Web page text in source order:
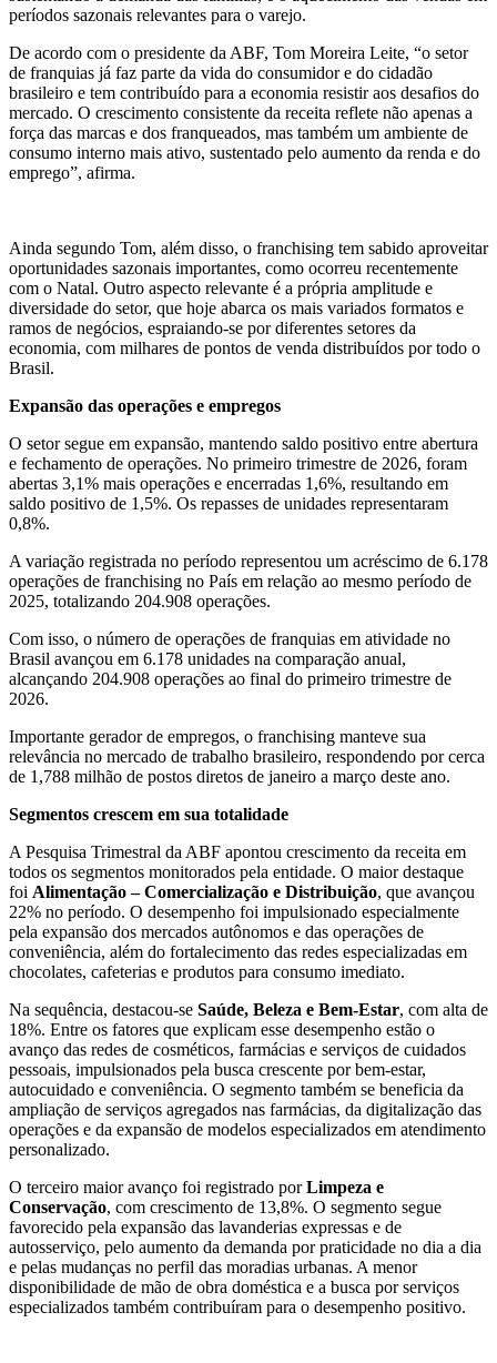
períodos sazonais relevantes para o varejo.
De acordo com o presidente da ABF, Tom Moreira Leite, “o setor
de franquias já faz parte da vida do consumidor e do cidadão
brasileiro e tem contribuído para a economia resistir aos desafios do
mercado. O crescimento consistente da receita reflete não apenas a
força das marcas e dos franqueados, mas também um ambiente de
consumo interno mais ativo, sustentado pelo aumento da renda e do
emprego”, afirma.
Ainda segundo Tom, além disso, o franchising tem sabido aproveitar
oportunidades sazonais importantes, como ocorreu recentemente
com o Natal. Outro aspecto relevante é a própria amplitude e
diversidade do setor, que hoje abarca os mais variados formatos e
ramos de negócios, espraiando-se por diferentes setores da
economia, com milhares de pontos de venda distribuídos por todo o
Brasil.
Expansão das operações e empregos
O setor segue em expansão, mantendo saldo positivo entre abertura
e fechamento de operações. No primeiro trimestre de 2026, foram
abertas 3,1% mais operações e encerradas 1,6%, resultando em
saldo positivo de 1,5%. Os repasses de unidades representaram
0,8%.
A variação registrada no período representou um acréscimo de 6.178
operações de franchising no País em relação ao mesmo período de
2025, totalizando 204.908 operações.
Com isso, o número de operações de franquias em atividade no
Brasil avançou em 6.178 unidades na comparação anual,
alcançando 204.908 operações ao final do primeiro trimestre de
2026.
Importante gerador de empregos, o franchising manteve sua
relevância no mercado de trabalho brasileiro, respondendo por cerca
de 1,788 milhão de postos diretos de janeiro a março deste ano.
Segmentos crescem em sua totalidade
A Pesquisa Trimestral da ABF apontou crescimento da receita em
todos os segmentos monitorados pela entidade. O maior destaque
foi Alimentação – Comercialização e Distribuição, que avançou
22% no período. O desempenho foi impulsionado especialmente
pela expansão dos mercados autônomos e das operações de
conveniência, além do fortalecimento das redes especializadas em
chocolates, cafeterias e produtos para consumo imediato.
Na sequência, destacou-se Saúde, Beleza e Bem-Estar, com alta de
18%. Entre os fatores que explicam esse desempenho estão o
avanço das redes de cosméticos, farmácias e serviços de cuidados
pessoais, impulsionados pela busca crescente por bem-estar,
autocuidado e conveniência. O segmento também se beneficia da
ampliação de serviços agregados nas farmácias, da digitalização das
operações e da expansão de modelos especializados em atendimento
personalizado.
O terceiro maior avanço foi registrado porLimpeza e
Conservação, com crescimento de 13,8%. O segmento segue
favorecido pela expansão das lavanderias expressas e de
autosserviço, pelo aumento da demanda por praticidade no dia a dia
e pelas mudanças no perfil das moradias urbanas. A menor
disponibilidade de mão de obra doméstica e a busca por serviços
especializados também contribuíram para o desempenho positivo.